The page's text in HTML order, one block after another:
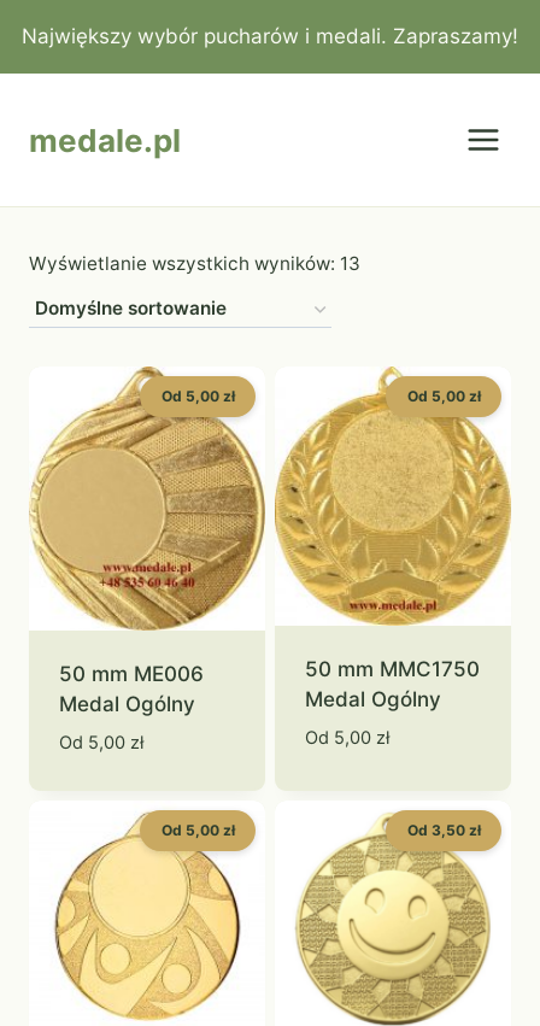
do
treści
Największy wybór pucharów i medali. Zapraszamy!
medale.pl
Wyświetlanie wszystkich wyników: 13
Od 5,00 zł
50 mm ME006
Medal Ogólny
Od 5,00 zł
Od 5,00 zł
50 mm MMC1750
Medal Ogólny
Od 5,00 zł
Od 5,00 zł Od 3,50 zł